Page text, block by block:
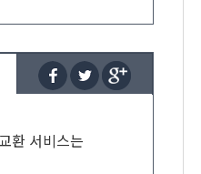
환 서비스는